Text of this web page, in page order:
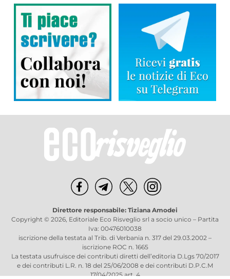
Direttore responsabile: Tiziana Amodei
Copyright © 2026, Editoriale Eco Risveglio srl a socio unico – Partita
Iva: 00476010038
iscrizione della testata al Trib. di Verbania n. 317 del 29.03.2002 –
iscrizione ROC n. 1665
La testata usufruisce dei contributi diretti dell’editoria D.Lgs 70/2017
e dei contributi L.R. n. 18 del 25/06/2008 e dei contributi D.P.C.M
17/04/2025 art. 4